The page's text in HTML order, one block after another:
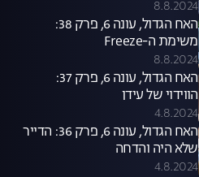
8.8.2024
האח הגדול, עונה 6, פרק 38:
משימת ה-Freeze
8.8.2024
האח הגדול, עונה 6, פרק 37:
הווידוי של עידן
4.8.2024
האח הגדול, עונה 6, פרק 36: הדייר
שלא היה והדחה
4.8.2024